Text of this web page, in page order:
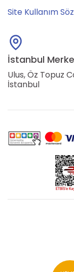
Site Kullanım
İstanbul
Ulus, Öz Topuz
İstanbul